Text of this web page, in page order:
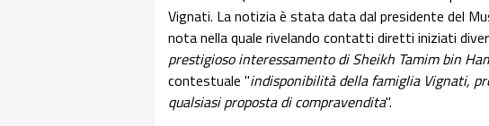
Vignati. La notizia è stata data dal presidente del
nota nella quale rivelando contatti diretti iniziati
prestigioso interessamento di Sheikh Tamim bin
contestuale "indisponibilità della famiglia Vignati,
qualsiasi proposta di compravendita".